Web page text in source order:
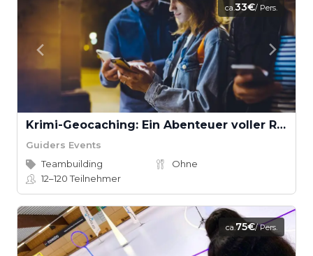
ca.33€/ Pers.
Krimi-Geocaching: Ein Abenteuer voller Rätsel und Spannung
Guiders Events
Teambuilding
Ohne
12–120Teilnehmer
ca.75€/ Pers.